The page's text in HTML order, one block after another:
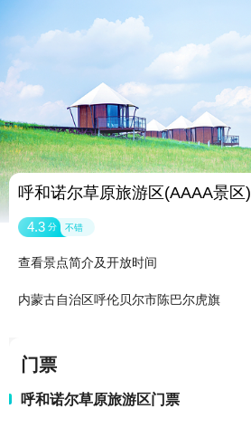
呼和诺尔草原旅游区(AAAA景区)
4.3 分 不错
查看景点简介及开放时间
内蒙古自治区呼伦贝尔市陈巴尔虎旗
门票
呼和诺尔草原旅游区门票